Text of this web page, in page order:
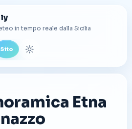
in tempo reale dalla Sicilia
Sito Cambia tema
Etna